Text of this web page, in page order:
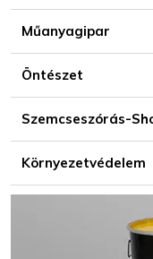
Műanyagipar
Öntészet
Szemcseszórás-
Környezetvédelem